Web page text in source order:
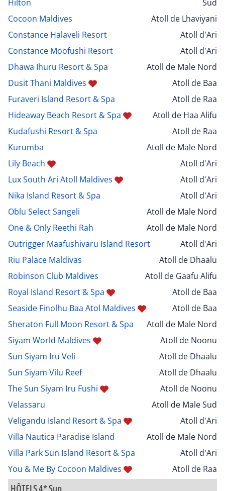
Hilton
Sud
Cocoon Maldives
Atoll de Lhaviyani
Constance Halaveli Resort
Atoll d'Ari
Constance Moofushi Resort
Atoll d'Ari
Dhawa Ihuru Resort & Spa
Atoll de Male Nord
Dusit Thani Maldives
Atoll de Baa
Furaveri Island Resort & Spa
Atoll de Raa
Hideaway Beach Resort & Spa
Atoll de Haa Alifu
Kudafushi Resort & Spa
Atoll de Raa
Kurumba
Atoll de Male Nord
Lily Beach
Atoll d'Ari
Lux South Ari Atoll Maldives
Atoll d'Ari
Nika Island Resort & Spa
Atoll d'Ari
Oblu Select Sangeli
Atoll de Male Nord
One & Only Reethi Rah
Atoll de Male Nord
Outrigger Maafushivaru Island Resort
Atoll d'Ari
Riu Palace Maldivas
Atoll de Dhaalu
Robinson Club Maldives
Atoll de Gaafu Alifu
Royal Island Resort & Spa
Atoll de Baa
Seaside Finolhu Baa Atol Maldives
Atoll de Baa
Sheraton Full Moon Resort & Spa
Atoll de Male Nord
Siyam World Maldives
Atoll de Noonu
Sun Siyam Iru Veli
Atoll de Dhaalu
Sun Siyam Vilu Reef
Atoll de Dhaalu
The Sun Siyam Iru Fushi
Atoll de Noonu
Velassaru
Atoll de Male Sud
Veligandu Island Resort & Spa
Atoll d'Ari
Villa Nautica Paradise Island
Atoll de Male Nord
Villa Park Sun Island Resort & Spa
Atoll d'Ari
You & Me By Cocoon Maldives
Atoll de Raa
HÔTELS 4* Sup